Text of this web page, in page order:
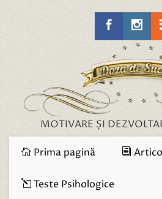
MOTIVARE ȘI
Prima pagină
Teste Psihologice